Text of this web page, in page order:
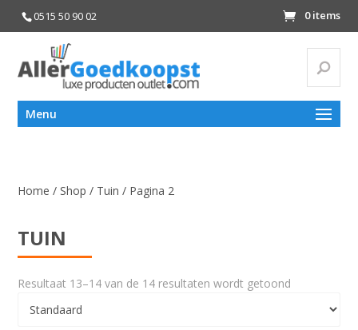
0515 50 90 02 0 items
naar:
Menu
Home / Shop / Tuin / Pagina 2
TUIN
Resultaat 13–14 van de 14 resultaten wordt getoond